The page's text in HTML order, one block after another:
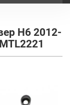
H6 2012-